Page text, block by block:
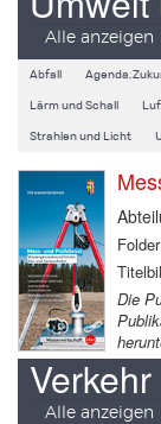
Alle anzeigen
Abfall
Lärm und Schall
Strahlen und Licht
Die
Verkehr
Alle anzeigen